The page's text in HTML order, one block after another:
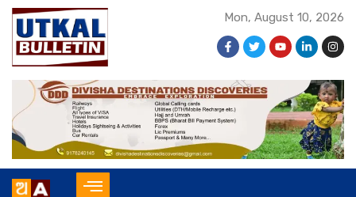
Mon, August 10, 2026